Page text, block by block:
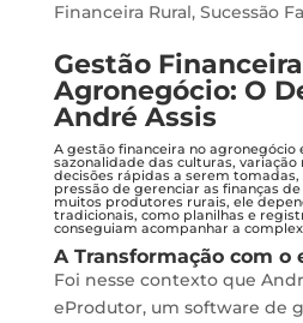
Financeira Rural, Sucessão
Gestão
Agronegócio: O
André Assis
A gestão financeira no agronegócio
sazonalidade das culturas, variação
decisões rápidas a serem tomadas,
pressão de gerenciar as finanças
muitos produtores rurais, ele
tradicionais, como planilhas e
conseguiam acompanhar a
A Transformação com o
Foi nesse contexto que
eProdutor, um software de